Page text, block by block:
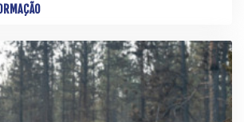
deixou o país em alerta de "perigo", o